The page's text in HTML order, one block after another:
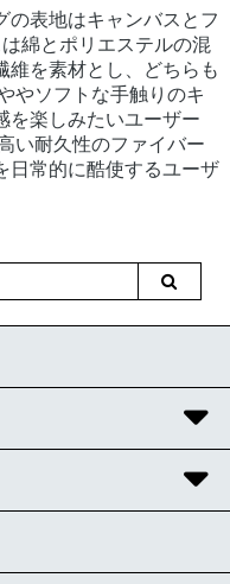
の表地はキャンバスとフ
綿とポリエステルの混
維を素材とし、どちらも
やソフトな手触りのキ
を楽しみたいユーザー
い耐久性のファイバー
日常的に酷使するユーザ